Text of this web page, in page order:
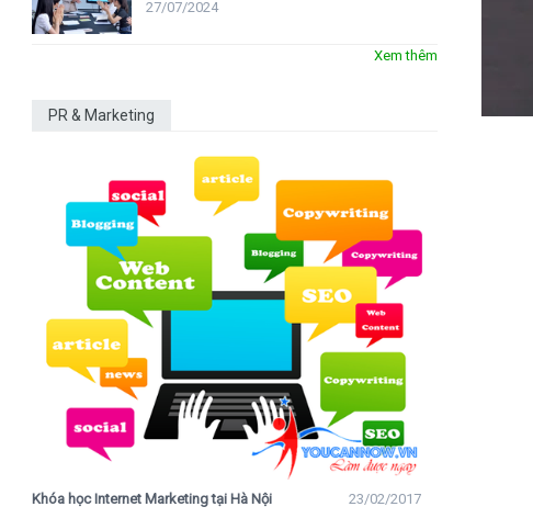
27/07/2024
Xem thêm
PR & Marketing
Khóa học Internet Marketing tại Hà Nội
23/02/2017